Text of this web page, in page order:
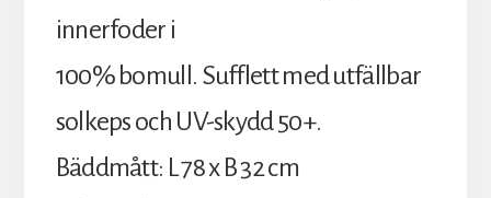
innerfoder i
100% bomull. Sufflett med utfällbar
solkeps och UV-skydd 50+.
Bäddmått: L 78 x B 32 cm